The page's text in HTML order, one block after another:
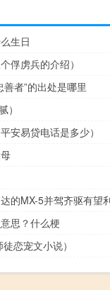
生日
俘虏兵的介绍）
者”的出处是哪里
）
安易贷电话是多少）
思？什么梗
恋宠文小说）